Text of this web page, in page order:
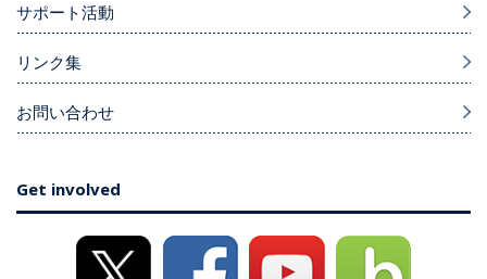
サポート活動
リンク集
お問い合わせ
Get involved